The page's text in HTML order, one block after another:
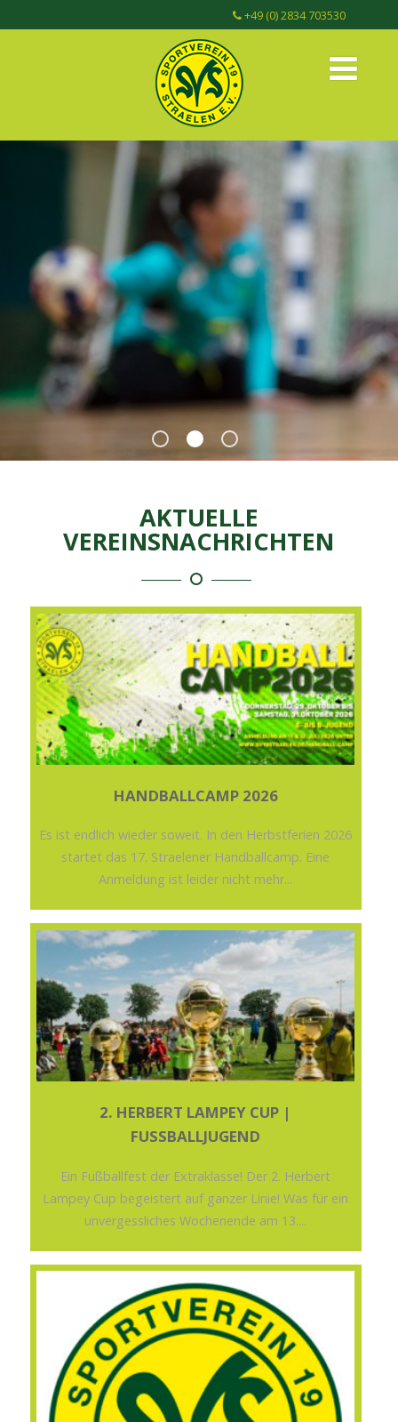
+49 (0) 2834 703530
AKTUELLE
VEREINSNACHRICHTEN
HANDBALLCAMP 2026
Es ist endlich wieder soweit. In den Herbstferien 2026
startet das 17. Straelener Handballcamp. Eine
Anmeldung ist leider nicht mehr...
2. HERBERT LAMPEY CUP |
FUSSBALLJUGEND
Ein Fußballfest der Extraklasse! Der 2. Herbert
Lampey Cup begeistert auf ganzer Linie! Was für ein
unvergessliches Wochenende am 13....